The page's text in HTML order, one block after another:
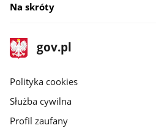
Na skróty
stopka
gov.pl
Strona
gov.pl
gov.pl
Polityka cookies
Służba cywilna
Profil zaufany